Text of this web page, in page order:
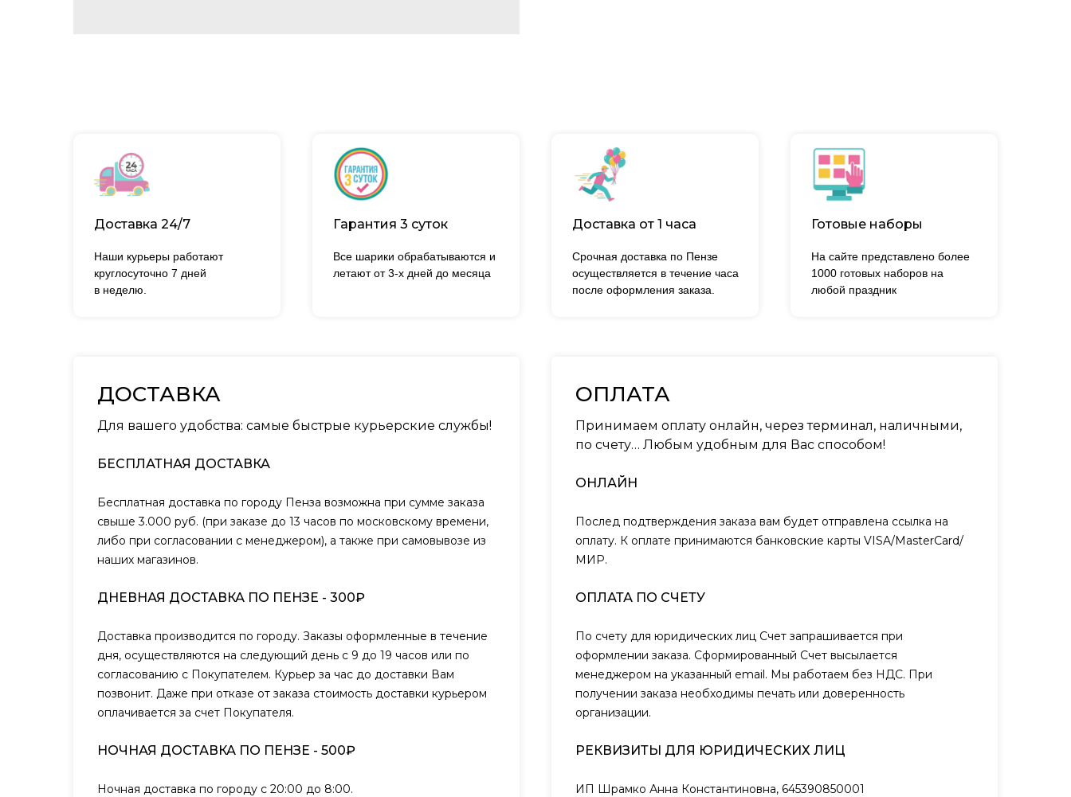
Доставка 24/7
Все шарики обрабатываются и
летают от 3-х дней до месяца
Срочная доставка по Пензе
осуществляется в течение часа
после оформления заказа.
Наши курьеры работают
круглосуточно 7 дней
в неделю.
Гарантия 3 суток Доставка от 1 часа
На сайте представлено более
1000 готовых наборов на
любой праздник
Готовые наборы
ДОСТАВКА
Для вашего удобства: самые быстрые курьерские службы!
БЕСПЛАТНАЯ ДОСТАВКА
Бесплатная доставка по городу Пенза возможна при сумме заказа
свыше 3.000 руб. (при заказе до 13 часов по московскому времени,
либо при согласовании с менеджером), а также при самовывозе из
наших магазинов.
ДНЕВНАЯ ДОСТАВКА ПО ПЕНЗЕ - 300₽
Доставка производится по городу. Заказы оформленные в течение
дня, осуществляются на следующий день с 9 до 19 часов или по
согласованию с Покупателем. Курьер за час до доставки Вам
позвонит. Даже при отказе от заказа стоимость доставки курьером
оплачивается за счет Покупателя.
НОЧНАЯ ДОСТАВКА ПО ПЕНЗЕ - 500₽
Ночная доставка по городу с 20:00 до 8:00.
ОПЛАТА
Принимаем оплату онлайн, через терминал, наличными,
по счету… Любым удобным для Вас способом!
ОНЛАЙН
Послед подтверждения заказа вам будет отправлена ссылка на
оплату. К оплате принимаются банковские карты VISA/MasterCard/
МИР.
ОПЛАТА ПО СЧЕТУ
По счету для юридических лиц Счет запрашивается при
оформлении заказа. Сформированный Счет высылается
менеджером на указанный email. Мы работаем без НДС. При
получении заказа необходимы печать или доверенность
организации.
РЕКВИЗИТЫ ДЛЯ ЮРИДИЧЕСКИХ ЛИЦ
ИП Шрамко Анна Константиновна, 645390850001